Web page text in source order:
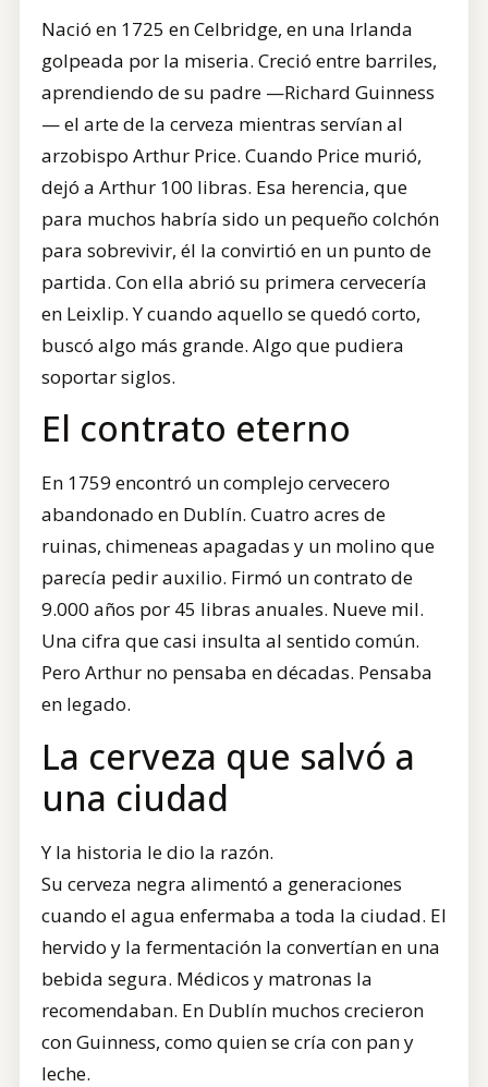
Nació en 1725 en Celbridge, en una Irlanda
golpeada por la miseria. Creció entre barriles,
aprendiendo de su padre —Richard Guinness
— el arte de la cerveza mientras servían al
arzobispo Arthur Price. Cuando Price murió,
dejó a Arthur 100 libras. Esa herencia, que
para muchos habría sido un pequeño colchón
para sobrevivir, él la convirtió en un punto de
partida. Con ella abrió su primera cervecería
en Leixlip. Y cuando aquello se quedó corto,
buscó algo más grande. Algo que pudiera
soportar siglos.
El contrato eterno
En 1759 encontró un complejo cervecero
abandonado en Dublín. Cuatro acres de
ruinas, chimeneas apagadas y un molino que
parecía pedir auxilio. Firmó un contrato de
9.000 años por 45 libras anuales. Nueve mil.
Una cifra que casi insulta al sentido común.
Pero Arthur no pensaba en décadas. Pensaba
en legado.
La cerveza que salvó a
una ciudad
Y la historia le dio la razón.
Su cerveza negra alimentó a generaciones
cuando el agua enfermaba a toda la ciudad. El
hervido y la fermentación la convertían en una
bebida segura. Médicos y matronas la
recomendaban. En Dublín muchos crecieron
con Guinness, como quien se cría con pan y
leche.